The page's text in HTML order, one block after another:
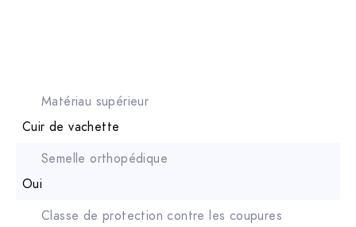
Matériau supérieur
Cuir de vachette
Semelle orthopédique
Oui
Classe de protection contre les coupures